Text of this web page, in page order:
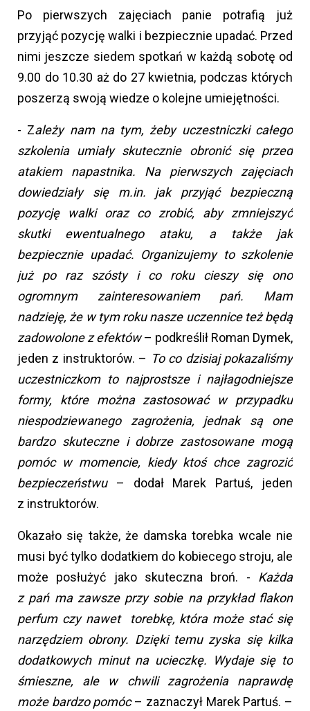
Po pierwszych zajęciach panie potrafią już
przyjąć pozycję walki i bezpiecznie upadać. Przed
nimi jeszcze siedem spotkań w każdą sobotę od
9.00 do 10.30 aż do 27 kwietnia, podczas których
poszerzą swoją wiedze o kolejne umiejętności.
- Zależy nam na tym, żeby uczestniczki całego
szkolenia umiały skutecznie obronić się przed
atakiem napastnika. Na pierwszych zajęciach
dowiedziały się m.in. jak przyjąć bezpieczną
pozycję walki oraz co zrobić, aby zmniejszyć
skutki ewentualnego ataku, a także jak
bezpiecznie upadać. Organizujemy to szkolenie
już po raz szósty i co roku cieszy się ono
ogromnym zainteresowaniem pań. Mam
nadzieję, że w tym roku nasze uczennice też będą
zadowolone z efektów– podkreślił Roman Dymek,
jeden z instruktorów. – To co dzisiaj pokazaliśmy
uczestniczkom to najprostsze i najłagodniejsze
formy, które można zastosować w przypadku
niespodziewanego zagrożenia, jednak są one
bardzo skuteczne i dobrze zastosowane mogą
pomóc w momencie, kiedy ktoś chce zagrozić
bezpieczeństwu – dodał Marek Partuś, jeden
z instruktorów.
Okazało się także, że damska torebka wcale nie
musi być tylko dodatkiem do kobiecego stroju, ale
może posłużyć jako skuteczna broń. - Każda
z pań ma zawsze przy sobie na przykład flakon
perfum czy nawet torebkę, która może stać się
narzędziem obrony. Dzięki temu zyska się kilka
dodatkowych minut na ucieczkę. Wydaje się to
śmieszne, ale w chwili zagrożenia naprawdę
może bardzo pomóc– zaznaczył Marek Partuś. –